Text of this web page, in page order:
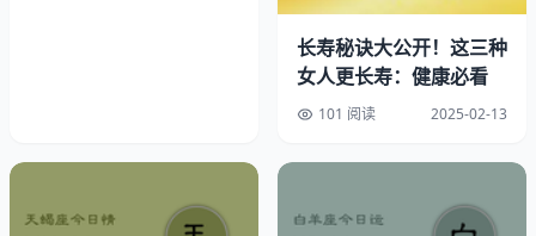
直觉力指数：★★★☆（趋向准确，三星半显示出不错的直
决策力指数：★★☆（团队共识，二星基于团队意见的决
长寿秘诀大公开！这三种
女人更长寿：健康必看
101 阅读 2025-02-13